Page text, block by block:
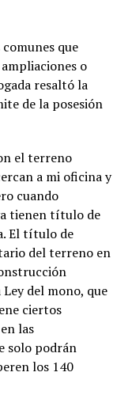
que
o
resaltó la
de la posesión
el terreno
a mi oficina y
cuando
tienen título de
El título de
del terreno en
del mono, que
ciertos
las
solo podrán
los 140